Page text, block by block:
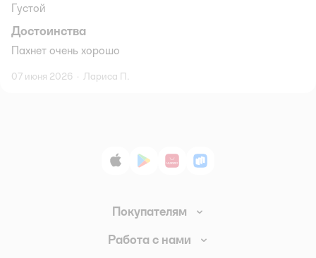
Густой
Достоинства
Пахнет очень хорошо
07 июня 2026 · Лариса П.
App StoreGoogle Play
AppGallery
RuStore
Покупателям
Доставка и оплата
Работа с нами